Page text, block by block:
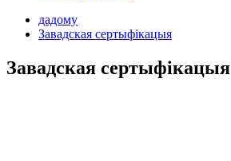
дадому
Завадская сертыфікацыя
Завадская сертыфікацыя